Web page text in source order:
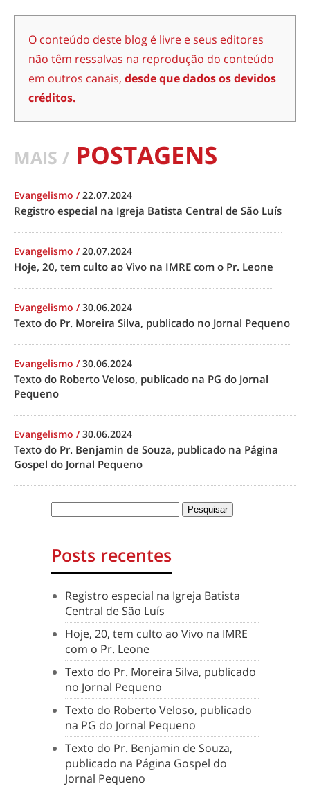
O conteúdo deste blog é livre e seus editores
não têm ressalvas na reprodução do conteúdo
em outros canais, desde que dados os devidos
créditos.
MAIS / POSTAGENS
Evangelismo /22.07.2024
Registro especial na Igreja Batista Central de São Luís
Evangelismo /20.07.2024
Hoje, 20, tem culto ao Vivo na IMRE com o Pr. Leone
Evangelismo /30.06.2024
Texto do Pr. Moreira Silva, publicado no Jornal Pequeno
Evangelismo /30.06.2024
Texto do Roberto Veloso, publicado na PG do Jornal
Pequeno
Evangelismo /30.06.2024
Texto do Pr. Benjamin de Souza, publicado na Página
Gospel do Jornal Pequeno
Posts recentes
Registro especial na Igreja Batista
Central de São Luís
Hoje, 20, tem culto ao Vivo na IMRE
com o Pr. Leone
Texto do Pr. Moreira Silva, publicado
no Jornal Pequeno
Texto do Roberto Veloso, publicado
na PG do Jornal Pequeno
Texto do Pr. Benjamin de Souza,
publicado na Página Gospel do
Jornal Pequeno